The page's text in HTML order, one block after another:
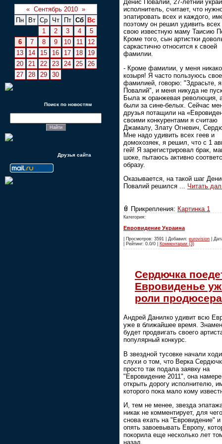
« Сентябрь 2010 »
Пн
Вт Ср Чт Пт Сб
Вс
1
2 3 4
5
6
7 8 9 10 11
12
13
14 15 16 17 18
19
20
21 22 23 24 25
26
27
28 29 30
Поиск по новостям
Друзья сайта
Денис Повалий, 27-летний
исполнитель, считает, что
эпатировать всех и каждого,
поэтому он решил удивить
свою известную маму Таисию
Кроме того, сын артистки
саркастично относится к своей
фамилии.
- Кроме фамилии, у меня
козыря! Я часто пользуюсь
фамилией, говорю: "Здрасьте,
Повалий", и меня никуда не
Была ж оранжевая революция,
были за сине-белых. Сейчас
друзья потащили на
своими конкурентами я считаю
Джамалу, Злату Огневич,
Мне надо удивить всех геев и
домохозяек, я решил, что с 1
гей! Я зарегистрировал брак,
шоке, пытаюсь активно
образу.
Оказывается, на такой шаг
Повалий решился
Читать
Прикрепления: Картинка 1
Категория:
Евровидение Украина
| Просмотров: 3591 | Добавил: eurovision |
| Рейтинг: 0.0/0 | Комментарии (3)
Сердючка
Евровиденье
роли продюсера
Андрей Данилко удивит всю
уже в ближайшее время.
будет продвигать своего
популярный конкурс.
В звездной тусовке начали
слухи о том, что Верка
просто так подала заявку на
"Евровидение 2011", она
открыть дорогу исполнителю,
которого пока мало кому
И, тем не менее, звезда
никак не комментирует, для
снова ехать на "Евровидение"
опять завоевывать Европу,
покорила еще несколько лет
назад.